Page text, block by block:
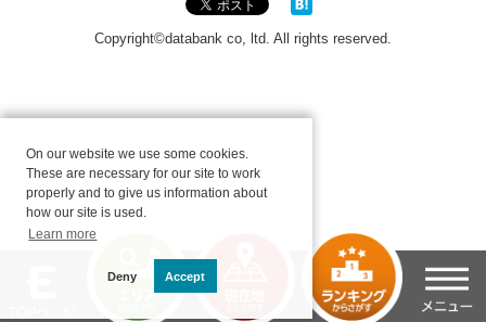
On our website we use some cookies.
These are necessary for our site to work
properly and to give us information about
how our site is used.
Learn more
Deny Accept